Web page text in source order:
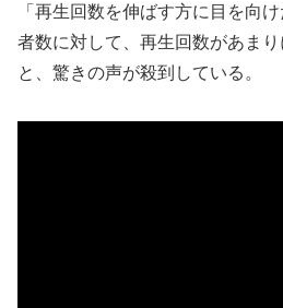
「再生回数を伸ばす方に目を向
者数に対して、再生回数があまり
と、驚きの声が殺到している。